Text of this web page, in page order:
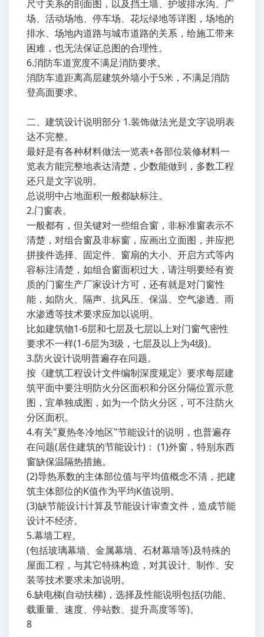
尺寸关系的剖面图，以及挡土墙、护坡排水沟、广
场、活动场地、停车场、花坛绿地等详图，场地的
排水、场地内道路与城市道路的关系，给施工带来
困难，也无法保证总图的合理性。
6.消防车道宽度不满足消防要求。
消防车道距离高层建筑外墙小于5米，不满足消防
登高面要求。
二、建筑设计说明部分 1.装饰做法光是文字说明表
达不完整。
最好是有各种材料做法一览表+各部位装修材料一
览表方能完整地表达清楚，少数能做到，多数工程
还只是文字说明。
总说明中占地面积一般都缺标注。
2.门窗表。
一般都有，但关键对一些组合窗，非标准窗表示不
清楚，对组合窗及非标窗，应画出立面图，并应把
拼接件选择、固定件、窗扇的大小、开启方式等内
容标注清楚，如组合窗面积过大，请注明要经有资
质的门窗生产厂家设计方可，还有就是对门窗性
能，如防火、隔声、抗风压、保温、空气渗透、雨
水渗透等技术要求应加以说明。
比如建筑物1-6层和七层及七层以上对门窗气密性
要求不一样(1-6层为3级，七层及以上为4级)。
3.防火设计说明普遍存在问题。
按《建筑工程设计文件编制深度规定》要求每层建
筑平面中要注明防火分区面积和分区分隔位置示意
图，宜单独成图，如为一个防火分区，可不注防火
分区面积。
4.有关"夏热冬冷地区"节能设计的说明，也普遍存
在问题(居住建筑的节能设计)： (1)外窗，特别东西
窗缺保温隔热措施。
(2)导热系数的主体部位值与平均值概念不清，把建
筑主体部位的K值作为平均K值说明。
(3)缺节能设计计算及节能设计审查文件，造成节能
设计不经济。
5.幕墙工程。
(包括玻璃幕墙、金属幕墙、石材幕墙等)及特殊的
屋面工程，与其它特殊构造，对其设计、制作、安
装等技术要求未加说明。
6.缺电梯(自动扶梯)，选择及性能说明包括(功能、
载重量、速度、停站数、提升高度等等)。
8